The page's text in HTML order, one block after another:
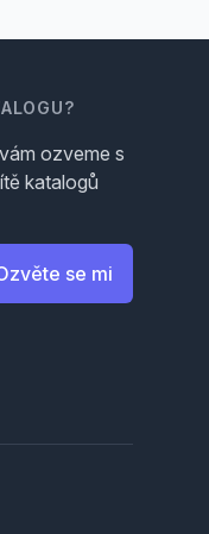
ozveme s
katalogů
se mi